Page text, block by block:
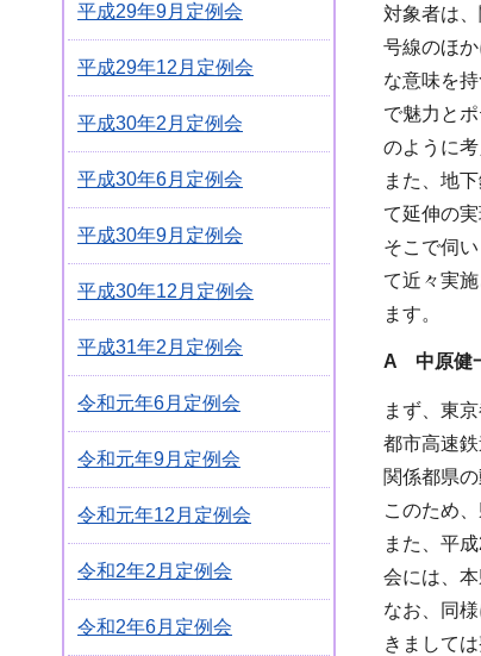
平成29年9月定例会
平成29年12月定例会
平成30年2月定例会
平成30年6月定例会
平成30年9月定例会
平成30年12月定例会
平成31年2月定例会
令和元年6月定例会
令和元年9月定例会
令和元年12月定例会
令和2年2月定例会
令和2年6月定例会
対象者は
号線のほ
な意味を
で魅力と
のように
また、地
て延伸の
そこで伺
て近々実
ます。
A 中原健
まず、東
都市高速
関係都県
このため
また、平
会には、
なお、同
きまして